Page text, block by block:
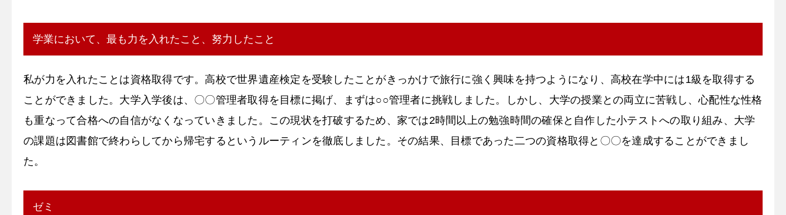
学業において、最も力を入れたこと、努力したこと
私が力を入れたことは資格取得です。高校で世界遺産検定を受験したことがきっかけで旅行に強く興味を持つようになり、高校在学中には1級を取得する
ことができました。大学入学後は、〇〇管理者取得を目標に掲げ、まずは○○管理者に挑戦しました。しかし、大学の授業との両立に苦戦し、心配性な性格
も重なって合格への自信がなくなっていきました。この現状を打破するため、家では2時間以上の勉強時間の確保と自作した小テストへの取り組み、大学
の課題は図書館で終わらしてから帰宅するというルーティンを徹底しました。その結果、目標であった二つの資格取得と〇〇を達成することができまし
た。
ゼミ